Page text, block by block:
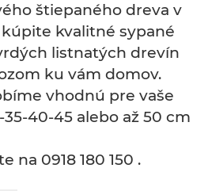
štiepaného dreva v
kvalitné sypané
listnatých drevín
ku vám domov.
vhodnú pre vaše
40-45 alebo až 50 cm
na 0918 180 150 .